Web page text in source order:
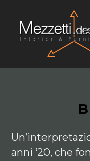
contenuti
principali
anni ‘20, che